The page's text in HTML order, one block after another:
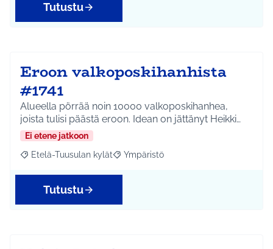
Tutustu
Eroon valkoposkihanhista
#1741
Alueella pörrää noin 10000 valkoposkihanhea,
joista tulisi päästä eroon. Idean on jättänyt Heikki…
Ei etene jatkoon
Rajaa tulokset aihepiirin mukaan: Etelä-Tuusulan kylät
Etelä-Tuusulan kylät Rajaa tulokset teeman mukaan:
Ympäristö
Tutustu